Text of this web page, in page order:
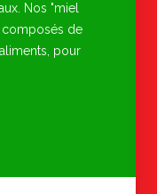
Nos "miel
composés de
pour